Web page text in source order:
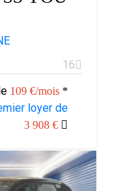
16
109 €/mois *
loyer de
3 908 €